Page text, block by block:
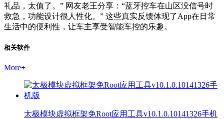
礼品，太值了。” 网友老王分享：“蓝牙控车在山区没信号时
救急，功能设计很人性化。” 这些真实反馈体现了App在日常
生活中的便利性，让车主享受智能车控的乐趣。
相关软件
More+
太极模块虚拟框架免Root应用工具v10.1.0.10141326手机